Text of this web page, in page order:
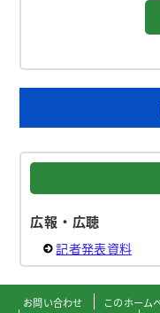
広報・広聴
記者発表資料
お問い合わせ このホーム